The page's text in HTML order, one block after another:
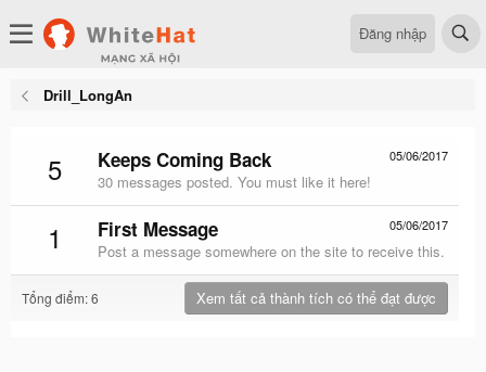
Đăng nhập
Drill_LongAn
5 05/06/2017
Keeps Coming Back
30 messages posted. You must like it here!
1 05/06/2017
First Message
Post a message somewhere on the site to receive this.
Tổng điểm: 6 Xem tất cả thành tích có thể đạt được